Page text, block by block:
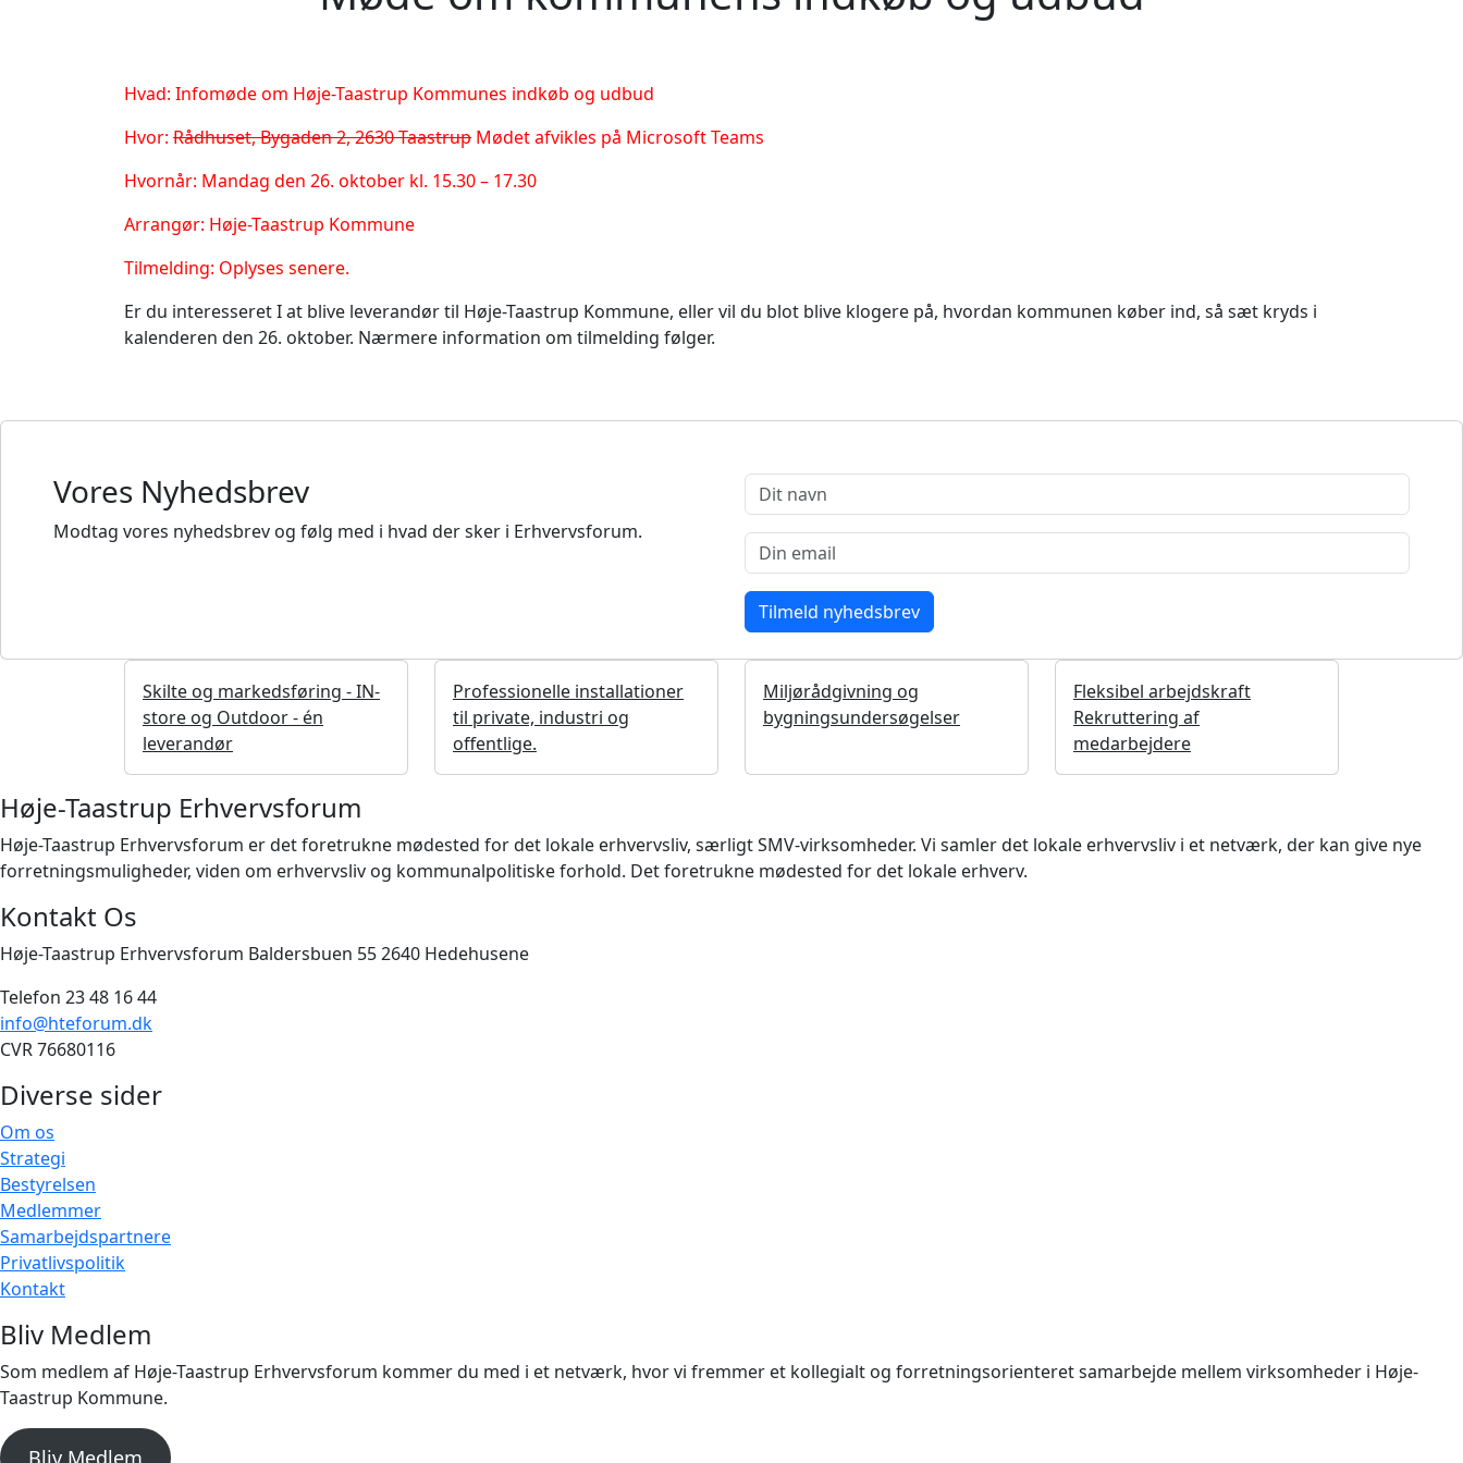
Hvad: Infomøde om Høje-Taastrup Kommunes indkøb og udbud
Hvor: Rådhuset, Bygaden 2, 2630 Taastrup Mødet afvikles på Microsoft Teams
Hvornår: Mandag den 26. oktober kl. 15.30 – 17.30
Arrangør: Høje-Taastrup Kommune
Tilmelding: Oplyses senere.
Er du interesseret I at blive leverandør til Høje-Taastrup Kommune, eller vil du blot blive klogere på, hvordan kommunen køber ind, så sæt kryds i
kalenderen den 26. oktober. Nærmere information om tilmelding følger.
Vores Nyhedsbrev
Modtag vores nyhedsbrev og følg med i hvad der sker i Erhvervsforum.
Skilte og markedsføring - IN-
store og Outdoor - én
leverandør
Professionelle installationer
til private, industri og
offentlige.
Miljørådgivning og
bygningsundersøgelser
Fleksibel arbejdskraft
Rekruttering af
medarbejdere
Høje-Taastrup Erhvervsforum
Høje-Taastrup Erhvervsforum er det foretrukne mødested for det lokale erhvervsliv, særligt SMV-virksomheder. Vi samler det lokale erhvervsliv i et netværk, der kan give nye
forretningsmuligheder, viden om erhvervsliv og kommunalpolitiske forhold. Det foretrukne mødested for det lokale erhverv.
Kontakt Os
Høje-Taastrup Erhvervsforum Baldersbuen 55 2640 Hedehusene
Telefon 23 48 16 44
info@hteforum.dk
CVR 76680116
Diverse sider
Om os
Strategi
Bestyrelsen
Medlemmer
Samarbejdspartnere
Privatlivspolitik
Kontakt
Bliv Medlem
Som medlem af Høje-Taastrup Erhvervsforum kommer du med i et netværk, hvor vi fremmer et kollegialt og forretningsorienteret samarbejde mellem virksomheder i Høje-
Taastrup Kommune.
Bliv Medlem